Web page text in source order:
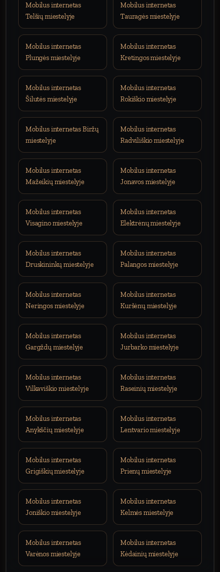
Mobilus internetas
Telšių miestelyje
Mobilus internetas
Tauragės miestelyje
Mobilus internetas
Plungės miestelyje
Mobilus internetas
Kretingos miestelyje
Mobilus internetas
Šilutės miestelyje
Mobilus internetas
Rokiškio miestelyje
Mobilus internetas Biržų
miestelyje
Mobilus internetas
Radviliškio miestelyje
Mobilus internetas
Mažeikių miestelyje
Mobilus internetas
Jonavos miestelyje
Mobilus internetas
Visagino miestelyje
Mobilus internetas
Elektrėnų miestelyje
Mobilus internetas
Druskininkų miestelyje
Mobilus internetas
Palangos miestelyje
Mobilus internetas
Neringos miestelyje
Mobilus internetas
Kuršėnų miestelyje
Mobilus internetas
Gargždų miestelyje
Mobilus internetas
Jurbarko miestelyje
Mobilus internetas
Vilkaviškio miestelyje
Mobilus internetas
Raseinių miestelyje
Mobilus internetas
Anykščių miestelyje
Mobilus internetas
Lentvario miestelyje
Mobilus internetas
Grigiškių miestelyje
Mobilus internetas
Prienų miestelyje
Mobilus internetas
Joniškio miestelyje
Mobilus internetas
Kelmės miestelyje
Mobilus internetas
Varėnos miestelyje
Mobilus internetas
Kėdainių miestelyje